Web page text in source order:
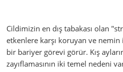
Cildimizin en dış tabakası olan
etkenlere karşı koruyan ve nemin
bir bariyer görevi görür. Kış
zayıflamasının iki temel nedeni